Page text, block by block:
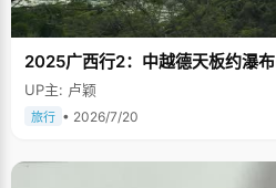
2025广西行2：中越德天板约瀑布
UP主: 卢颖
旅行 • 2026/7/20